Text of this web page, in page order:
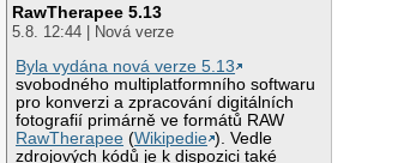
RawTherapee 5.13
5.8. 12:44 | Nová verze
Byla vydána nová verze 5.13
svobodného multiplatformního softwaru
pro konverzi a zpracování digitálních
fotografií primárně ve formátů RAW
RawTherapee (Wikipedie ). Vedle
zdrojových kódů je k dispozici také